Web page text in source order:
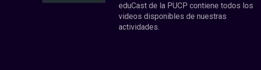
eduCast de la PUCP contiene todos los
videos disponibles de nuestras
actividades.